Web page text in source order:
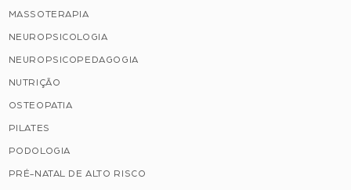
MASSOTERAPIA
NEUROPSICOLOGIA
NEUROPSICOPEDAGOGIA
NUTRIÇÃO
OSTEOPATIA
PILATES
PODOLOGIA
PRÉ-NATAL DE ALTO RISCO